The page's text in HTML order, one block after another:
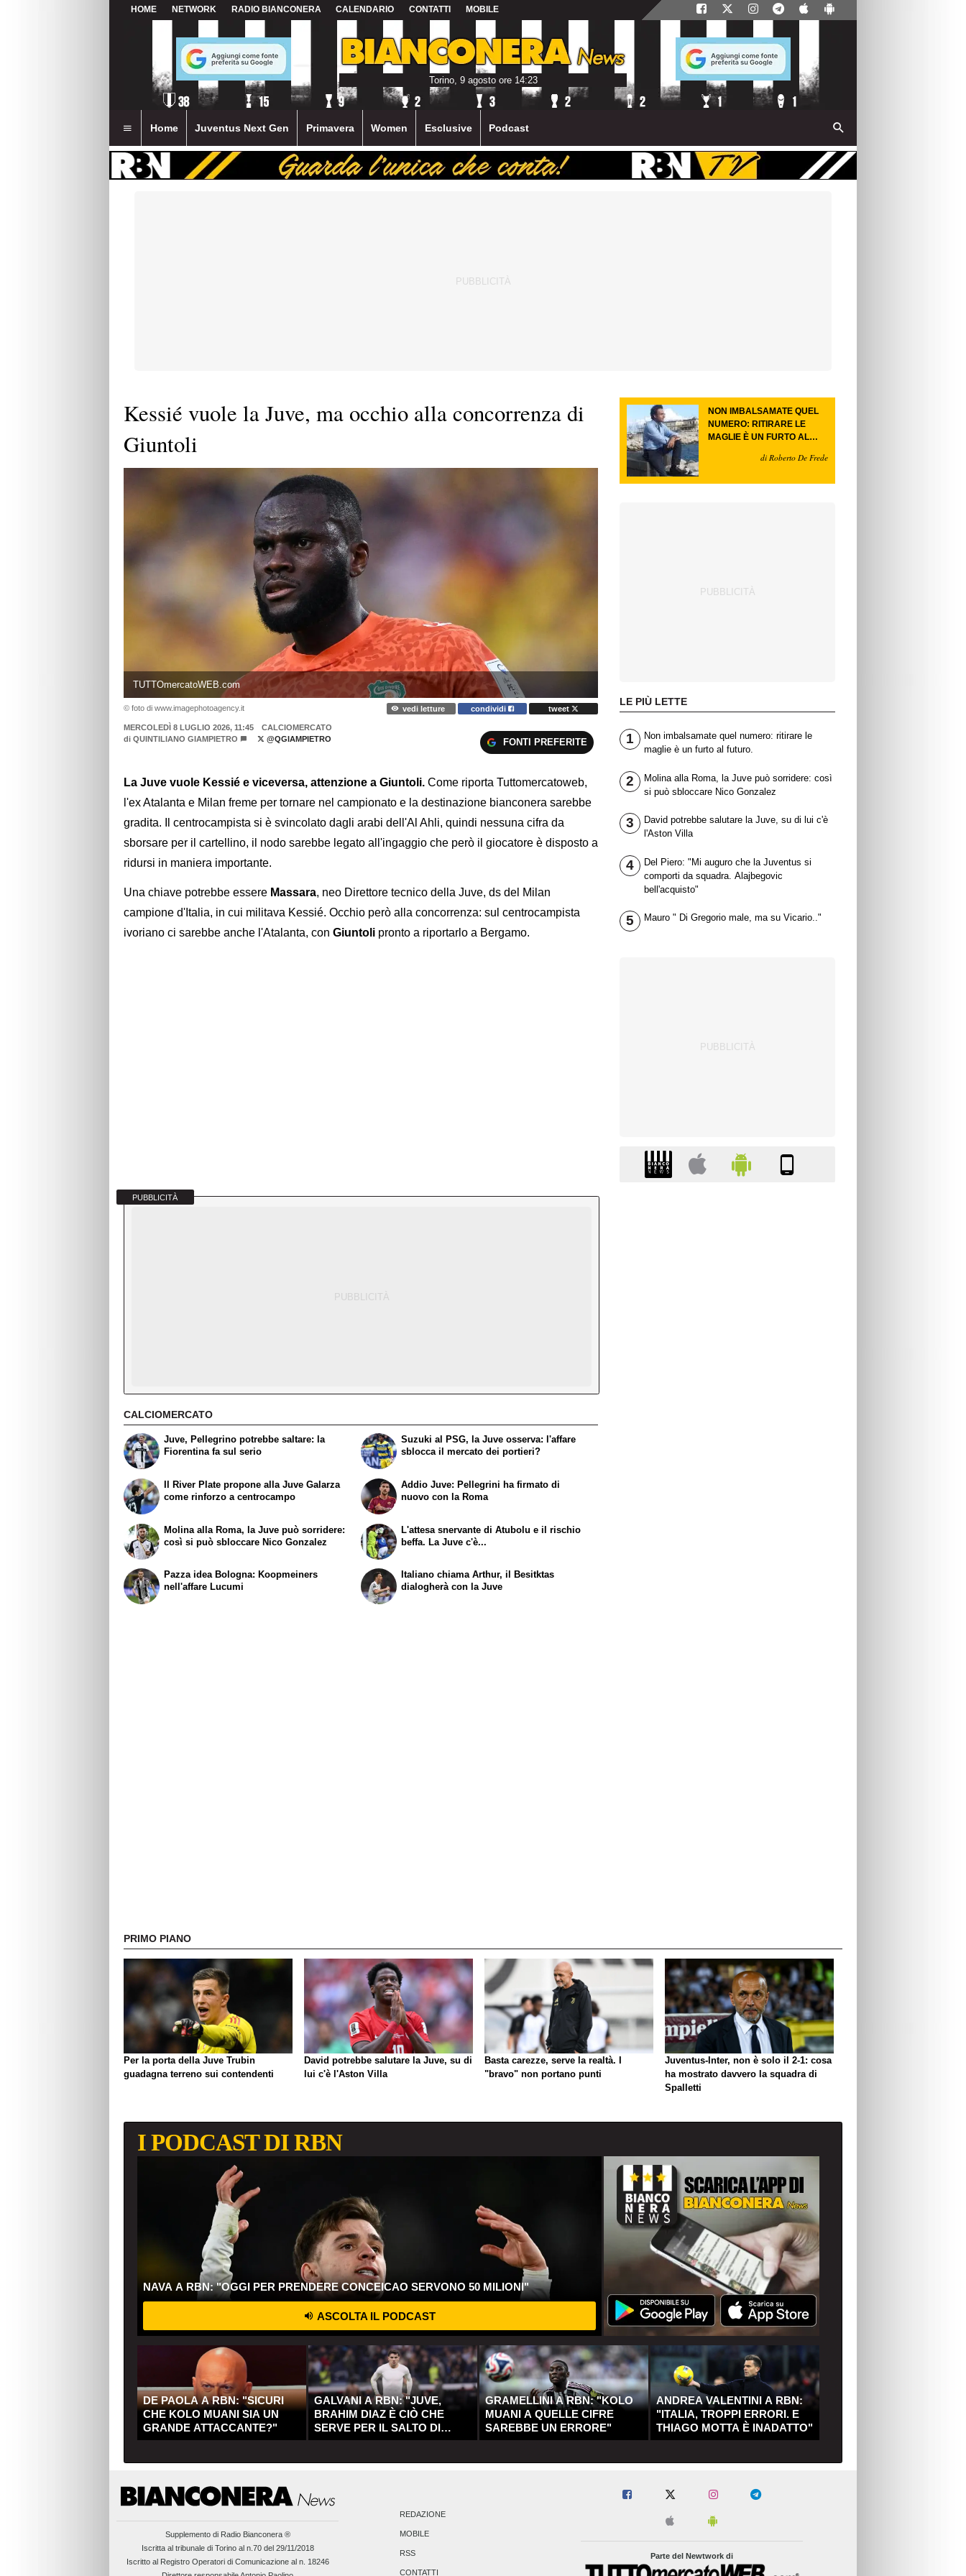
HOME NETWORK RADIO BIANCONERA CALENDARIO CONTATTI MOBILE
Torino, 9 agosto ore 14:23
Home Juventus Next Gen Primavera Women Esclusive Podcast
Kessié vuole la Juve, ma occhio alla concorrenza di
Giuntoli
TUTTOmercatoWEB.com
© foto di www.imagephotoagency.it vedi letture condividi tweet
MERCOLEDÌ 8 LUGLIO 2026, 11:45
CALCIOMERCATO
di QUINTILIANO GIAMPIETRO @QGIAMPIETRO FONTI PREFERITE
La Juve vuole Kessié e viceversa, attenzione a Giuntoli. Come riporta Tuttomercatoweb,
l'ex Atalanta e Milan freme per tornare nel campionato e la destinazione bianconera sarebbe
gradita. Il centrocampista si è svincolato dagli arabi dell'Al Ahli, quindi nessuna cifra da
sborsare per il cartellino, il nodo sarebbe legato all'ingaggio che però il giocatore è disposto a
ridursi in maniera importante.
Una chiave potrebbe essere Massara, neo Direttore tecnico della Juve, ds del Milan
campione d'Italia, in cui militava Kessié. Occhio però alla concorrenza: sul centrocampista
ivoriano ci sarebbe anche l'Atalanta, con Giuntoli pronto a riportarlo a Bergamo.
PUBBLICITÀ
CALCIOMERCATO
Juve, Pellegrino potrebbe saltare: la
Fiorentina fa sul serio
Il River Plate propone alla Juve Galarza
come rinforzo a centrocampo
Suzuki al PSG, la Juve osserva: l'affare
sblocca il mercato dei portieri?
Addio Juve: Pellegrini ha firmato di
nuovo con la Roma
Molina alla Roma, la Juve può sorridere:
così si può sbloccare Nico Gonzalez
Pazza idea Bologna: Koopmeiners
nell'affare Lucumi
L'attesa snervante di Atubolu e il rischio
beffa. La Juve c'è...
Italiano chiama Arthur, il Besitktas
dialogherà con la Juve
NON IMBALSAMATE QUEL
NUMERO: RITIRARE LE
MAGLIE È UN FURTO AL
di Roberto De Frede
LE PIÙ LETTE
1
Non imbalsamate quel numero: ritirare le
maglie è un furto al futuro.
2
Molina alla Roma, la Juve può sorridere: così
si può sbloccare Nico Gonzalez
3
David potrebbe salutare la Juve, su di lui c'è
l'Aston Villa
4
Del Piero: "Mi auguro che la Juventus si
comporti da squadra. Alajbegovic
bell'acquisto"
5 Mauro " Di Gregorio male, ma su Vicario.."
PRIMO PIANO
Per la porta della Juve Trubin
guadagna terreno sui contendenti
David potrebbe salutare la Juve, su di
lui c'è l'Aston Villa
Basta carezze, serve la realtà. I
"bravo" non portano punti
Juventus-Inter, non è solo il 2-1: cosa
ha mostrato davvero la squadra di
Spalletti
I PODCAST DI RBN
NAVA A RBN: "OGGI PER PRENDERE CONCEICAO SERVONO 50 MILIONI"
ASCOLTA IL PODCAST
DE PAOLA A RBN: "SICURI
CHE KOLO MUANI SIA UN
GRANDE ATTACCANTE?"
GALVANI A RBN: "JUVE,
BRAHIM DIAZ È CIÒ CHE
SERVE PER IL SALTO DI
QUALITÀ"
GRAMELLINI A RBN: "KOLO
MUANI A QUELLE CIFRE
SAREBBE UN ERRORE"
ANDREA VALENTINI A RBN:
"ITALIA, TROPPI ERRORI. E
THIAGO MOTTA È INADATTO"
Supplemento di Radio Bianconera ®
Iscritta al tribunale di Torino al n.70 del 29/11/2018
Iscritto al Registro Operatori di Comunicazione al n. 18246
REDAZIONE
MOBILE
RSS
CONTATTI
Parte del Newtwork di